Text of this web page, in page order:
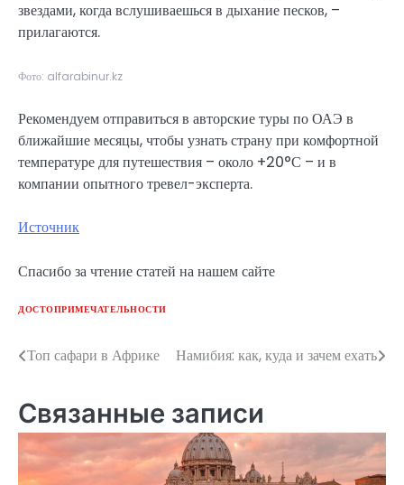
звездами, когда вслушиваешься в дыхание песков, –
прилагаются.
Фото: alfarabinur.kz
Рекомендуем отправиться в авторские туры по ОАЭ в
ближайшие месяцы, чтобы узнать страну при комфортной
температуре для путешествия – около +20°С – и в
компании опытного тревел-эксперта.
Источник
Спасибо за чтение статей на нашем сайте
ДОСТОПРИМЕЧАТЕЛЬНОСТИ
Навигация
записям
Топ сафари в Африке Намибия: как, куда и зачем ехать
Связанные записи